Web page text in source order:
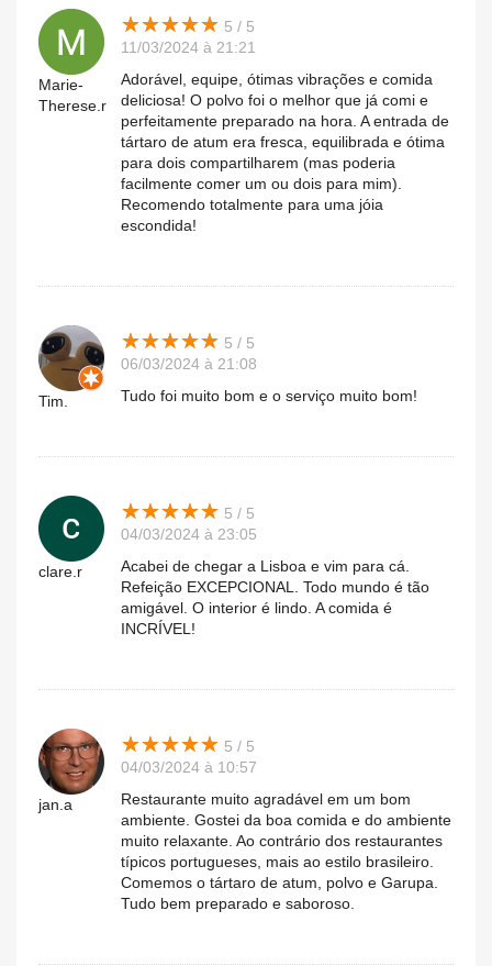
Marie-
Therese.r
★★★★★
★★★★★ 5 / 5
11/03/2024 à 21:21
Adorável, equipe, ótimas vibrações e comida
deliciosa! O polvo foi o melhor que já comi e
perfeitamente preparado na hora. A entrada de
tártaro de atum era fresca, equilibrada e ótima
para dois compartilharem (mas poderia
facilmente comer um ou dois para mim).
Recomendo totalmente para uma jóia
escondida!
Tim.
★★★★★
★★★★★ 5 / 5
06/03/2024 à 21:08
Tudo foi muito bom e o serviço muito bom!
clare.r
★★★★★
★★★★★ 5 / 5
04/03/2024 à 23:05
Acabei de chegar a Lisboa e vim para cá.
Refeição EXCEPCIONAL. Todo mundo é tão
amigável. O interior é lindo. A comida é
INCRÍVEL!
jan.a
★★★★★
★★★★★ 5 / 5
04/03/2024 à 10:57
Restaurante muito agradável em um bom
ambiente. Gostei da boa comida e do ambiente
muito relaxante. Ao contrário dos restaurantes
típicos portugueses, mais ao estilo brasileiro.
Comemos o tártaro de atum, polvo e Garupa.
Tudo bem preparado e saboroso.